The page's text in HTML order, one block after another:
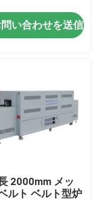
い合わせを送信
2000mm メッ
ルト ベルト型炉